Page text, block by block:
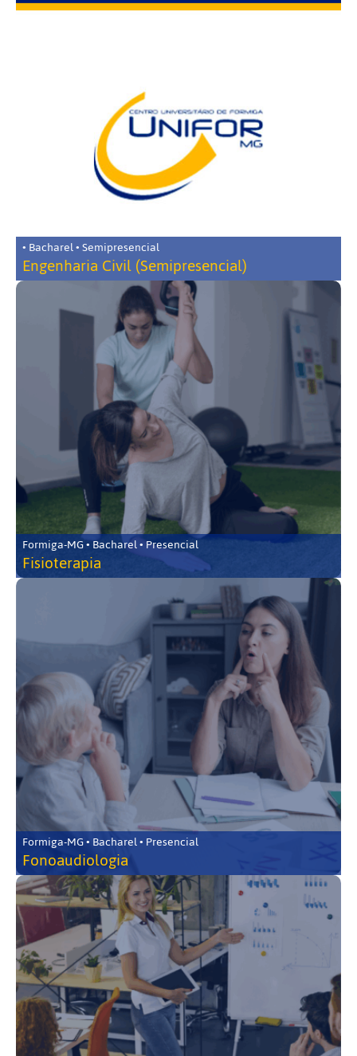
• Bacharel • Semipresencial
Engenharia Civil (Semipresencial)
Formiga-MG • Bacharel • Presencial
Fisioterapia
Formiga-MG • Bacharel • Presencial
Fonoaudiologia